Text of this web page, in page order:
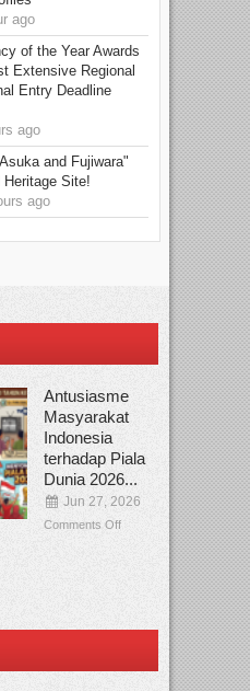
ago
of the Year Awards
Extensive Regional
Entry Deadline
ago
and Fujiwara"
Heritage Site!
ago
Antusiasme
Masyarakat
Indonesia
terhadap Piala
Dunia 2026...
Jun 27, 2026
Comments Off